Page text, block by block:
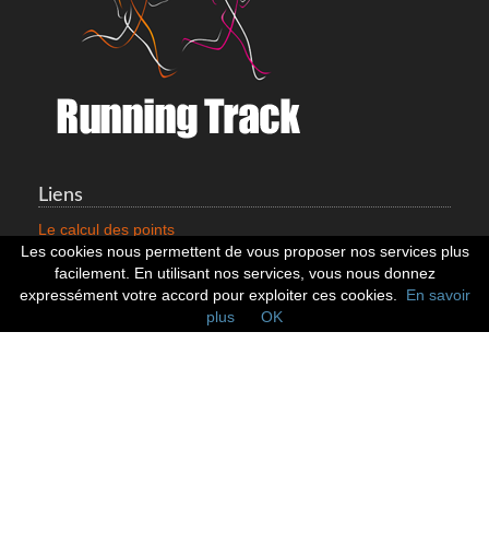
Liens
Le calcul des points
Mentions légales
Nous contacter
Cookies
Statistiques
Les cookies nous permettent de vous proposer nos services plus
facilement. En utilisant nos services, vous nous donnez
expressément votre accord pour exploiter ces cookies.
En savoir
plus
OK